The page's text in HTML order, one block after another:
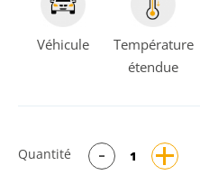
Véhicule
Température
étendue
Quantité